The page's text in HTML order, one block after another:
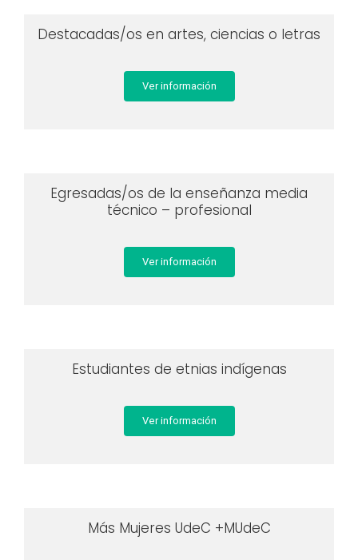
Destacadas/os en artes, ciencias o letras
Ver información
Egresadas/os de la enseñanza media
técnico – profesional
Ver información
Estudiantes de etnias indígenas
Ver información
Más Mujeres UdeC +MUdeC